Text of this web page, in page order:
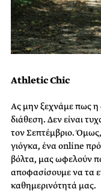
Athletic Chic
Ας μην ξεχνάμε πως η
διάθεση. Δεν είναι
τον Σεπτέμβριο.
γιόγκα, ένα online
βόλτα, μας ωφελούν
αποφασίσουμε να τα
καθημερινότητά μας.